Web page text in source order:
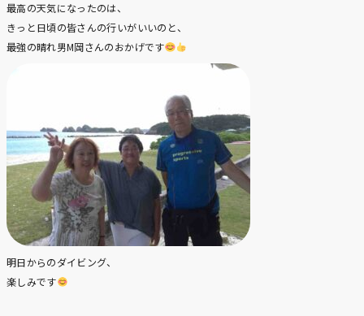
最高の天気になったのは、
きっと日頃の皆さんの行いがいいのと、
最強の晴れ男M岡さんのおかげです
明日からのダイビング、
楽しみです